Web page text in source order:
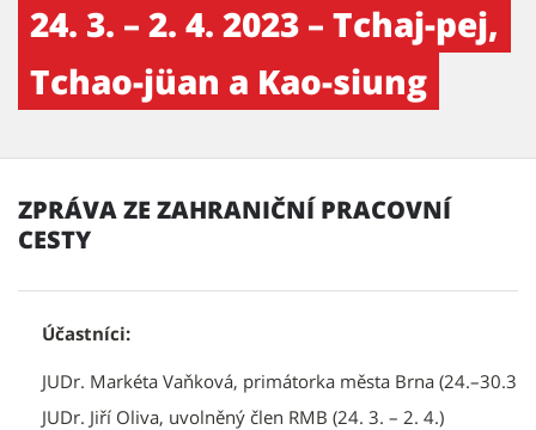
24. 3. – 2. 4. 2023 – Tchaj-pej,
Tchao-jüan a Kao-siung
ZPRÁVA ZE ZAHRANIČNÍ PRACOVNÍ
CESTY
Účastníci:
JUDr. Markéta Vaňková, primátorka města Brna (24.–30.3.)
JUDr. Jiří Oliva, uvolněný člen RMB (24. 3. – 2. 4.)